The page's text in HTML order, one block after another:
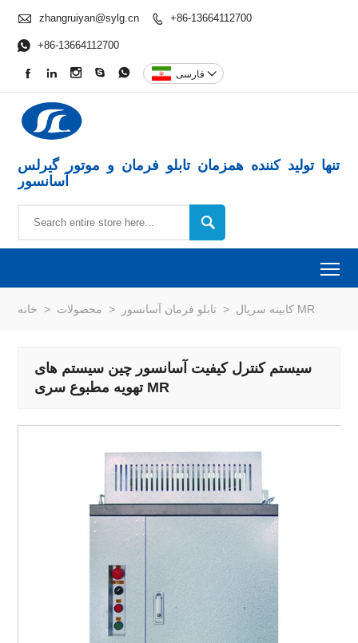
 zhangruiyan@sylg.cn  +86-13664112700
 +86-13664112700
     فارسی 
تنها تولید کننده همزمان تابلو فرمان و موتور گیرلس
آسانسور

خانه > محصولات > تابلو فرمان آسانسور > کابینه سریال MR
سیستم کنترل کیفیت آسانسور چین سیستم های
تهویه مطبوع سری MR